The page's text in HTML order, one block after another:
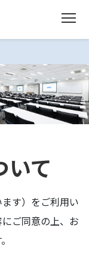
いて
す）をご利用い
ご同意の上、 お